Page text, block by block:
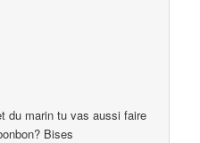
du marin tu vas aussi faire
Bises